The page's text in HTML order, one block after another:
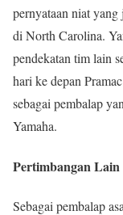
pernyataan niat
di North Carolina.
pendekatan tim lain
hari ke depan
sebagai pembalap
Yamaha.
Pertimbangan
Sebagai pembalap